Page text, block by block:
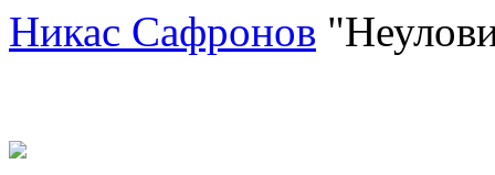
Никас Сафронов